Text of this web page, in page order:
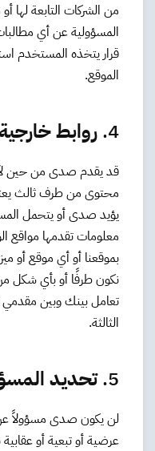
من الشركات التابعة
المسؤولية عن أي
قرار يتخذه المستخدم
الموقع.
4. روابط
قد يقدم صدى من حين
محتوى من طرف ثالث
يؤيد صدى أو يتحمل
معلومات تقدمها مواقع
بموقعنا أو أي موقع أو
نكون طرفًا أو بأي شكل
تعامل بينك وبين
الثالثة.
5. تحديد
لن يكون صدى مسؤولاً عن
عرضية أو تبعية أو